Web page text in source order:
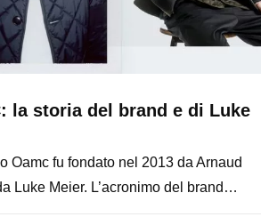
la storia del brand e di Luke
Oamc fu fondato nel 2013 da Arnaud
Luke Meier. L’acronimo del brand…